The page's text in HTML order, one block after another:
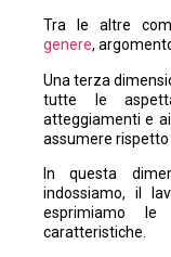
Tra le altre
genere,
Una terza
tutte le
atteggiamenti e
assumere rispetto
In questa
indossiamo, il
esprimiamo
caratteristiche.